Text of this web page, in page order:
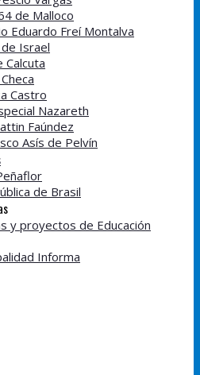
de Malloco
Eduardo Freí Montalva
Israel
Calcuta
Castro
Nazareth
Faúndez
Asís de Pelvín
de Brasil
y proyectos de Educación
Informa